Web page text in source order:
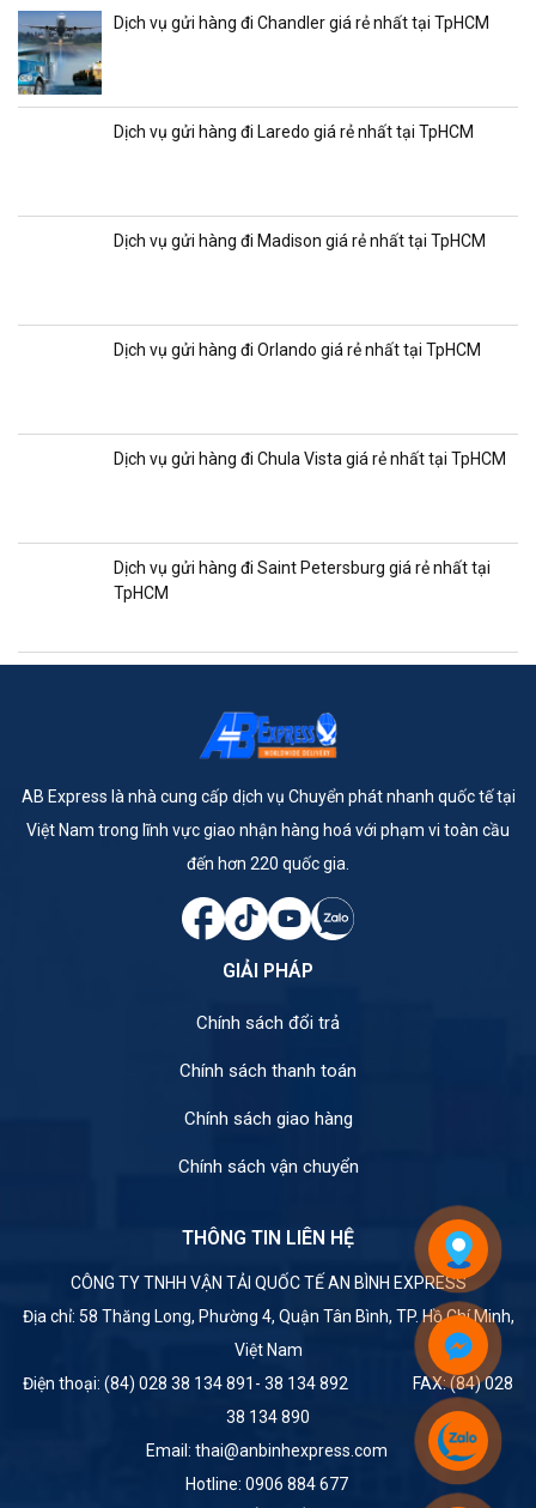
Dịch vụ gửi hàng đi Chandler giá rẻ nhất tại TpHCM
Dịch vụ gửi hàng đi Laredo giá rẻ nhất tại TpHCM
Dịch vụ gửi hàng đi Madison giá rẻ nhất tại TpHCM
Dịch vụ gửi hàng đi Orlando giá rẻ nhất tại TpHCM
Dịch vụ gửi hàng đi Chula Vista giá rẻ nhất tại TpHCM
Dịch vụ gửi hàng đi Saint Petersburg giá rẻ nhất tại
TpHCM
AB Express là nhà cung cấp dịch vụ Chuyển phát nhanh quốc tế tại
Việt Nam trong lĩnh vực giao nhận hàng hoá với phạm vi toàn cầu
đến hơn 220 quốc gia.
GIẢI PHÁP
Chính sách đổi trả
Chính sách thanh toán
Chính sách giao hàng
Chính sách vận chuyển
THÔNG TIN LIÊN HỆ
CÔNG TY TNHH VẬN TẢI QUỐC TẾ AN BÌNH EXPRESS
Địa chỉ: 58 Thăng Long, Phường 4, Quận Tân Bình, TP. Hồ Chí Minh,
Việt Nam
Điện thoại: (84) 028 38 134 891- 38 134 892 FAX: (84) 028
38 134 890
Email: thai@anbinhexpress.com
Hotline: 0906 884 677